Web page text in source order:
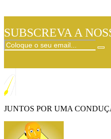
SUBSCREVA A
JUNTOS POR UMA